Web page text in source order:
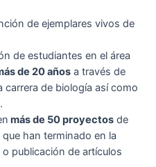
de ejemplares vivos de
de estudiantes en el área
de 20 añosa través de
carrera de biología así como
más de 50 proyectosde
han terminado en la
publicación de artículos